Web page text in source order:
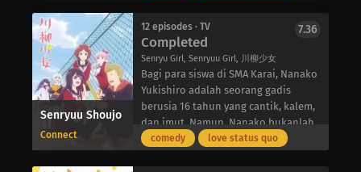
Silverfang dan tampaknya didorong
oleh motif yang tidak diketahui.
Apapun itu, pria buas ini tampaknya
tak terbendung. Penasaran dengan
musuh baru yang membingungkan
ini dan dengan rasa haus akan uang
yang tak terpuaskan, Saitama
memutuskan untuk mengambil
kehidupannya yang biasa-biasa saja.
Keduanya akhirnya terlibat dalam
petualangan seumur hidup ketika
bos rentenir Yang mengirim Hacchi
untuk menagih hutang Robby. Alih-
alih membayar, Robby malah pergi ke
luar angkasa dan menuju ke
Isekandar, sebuah planet yang konon
menjangkiti dunia, dan merupakan
ciptaan para Berang-berang serta
perwujudan dari keinginan terdalam
manusia. Tanpa pilihan lain, Keppi
harus mengandalkan tiga anak laki-
laki: Kazuki Yasaka, yang harus
membawa sebuah kotak ke mana
pun ia pergi; Enta Jinnai, teman masa
Senryuu Shoujo
Connect
12 episodes · TV
Completed
Senryu Girl, Senryuu Girl, 川柳少女
7.36
Bagi para siswa di SMA Karai, Nanako
Yukishiro adalah seorang gadis
berusia 16 tahun yang cantik, kalem,
dan imut. Namun, Nanako bukanlah
gadis biasa, karena dia tidak dapat
comedy love status quo